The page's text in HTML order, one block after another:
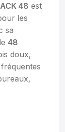
48 est
les
sa
48
doux,